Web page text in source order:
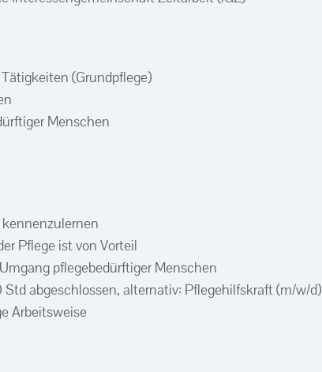
(Grundpflege)
Menschen
Pflege ist von Vorteil
pflegebedürftiger Menschen
abgeschlossen, alternativ: Pflegehilfskraft (m/w/d)
Arbeitsweise